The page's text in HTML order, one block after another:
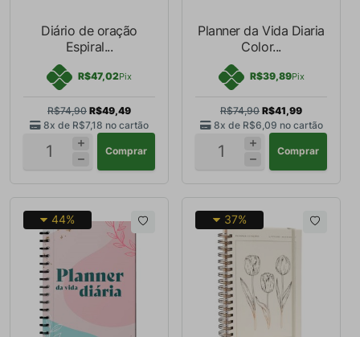
Diário de oração
Espiral...
R$47,02Pix
R$74,90 R$49,49
8x de R$7,18 no cartão
Comprar
Planner da Vida Diaria
Color...
R$39,89Pix
R$74,90 R$41,99
8x de R$6,09 no cartão
Comprar
44% 37%